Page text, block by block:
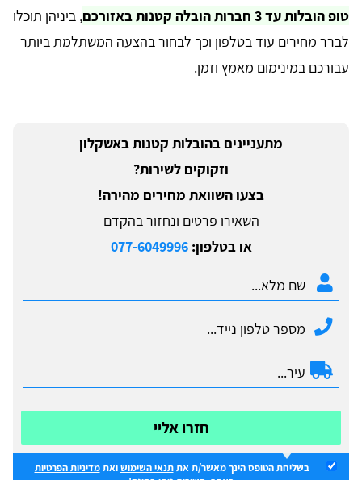
טופ הובלות עד 3 חברות הובלה קטנות באזורכם
, ביניהן תוכלו
לברר מחירים עוד בטלפון וכך לבחור בהצעה המשתלמת ביותר
עבורכם במינימום מאמץ וזמן.
מתעניינים בהובלות קטנות באשקלון
וזקוקים לשירות?
בצעו השוואת מחירים מהירה!
השאירו פרטים ונחזור בהקדם
או בטלפון:077-6049996
חזרו אליי
בשליחת הטופס הינך מאשר/ת אתתנאי השימושואתמדיניות הפרטיות